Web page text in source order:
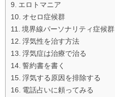
エロトマニア
オセロ症候群
境界線パーソナリティ症候群
浮気性を治す方法
浮気症は治療で治る
誓約書を書く
浮気する原因を排除する
電話占いに頼ってみる